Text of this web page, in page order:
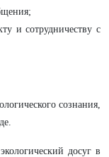
и сотрудничеству с
сознания,
досуг в